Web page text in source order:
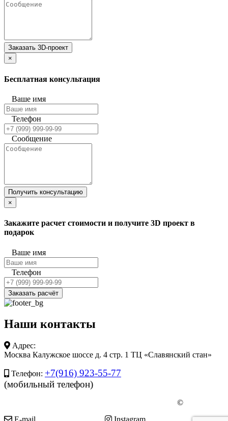
Заказать 3D-проект
×
Бесплатная консультация
Ваше имя
Телефон
Сообщение
Получить консультацию
×
Закажите расчет стоимости и получите 3D проект в
подарок
Ваше имя
Телефон
Заказать расчёт
Наши контакты
Адрес:
Москва Калужское шоссе д. 4 стр. 1 ТЦ «Славянский стан»
Телефон: +7(916) 923-55-77
(мобильный телефон)
©